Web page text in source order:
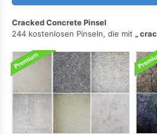
Cracked Concrete Pinsel
244 kostenlosen Pinseln, die mit